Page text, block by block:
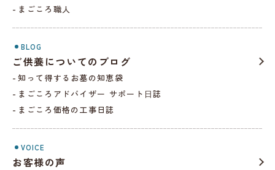
まごころ職人
BLOG
ご供養についてのブログ
知って得するお墓の知恵袋
まごころアドバイザー サポート⽇誌
まごころ価格の工事日誌
VOICE
お客様の声